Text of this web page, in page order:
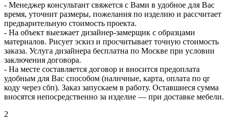
- Менеджер консультант свяжется с Вами в удобное для Вас
время, уточнит размеры, пожелания по изделию и рассчитает
предварительную стоимость проекта.
- На объект выезжает дизайнер-замерщик с образцами
материалов. Рисует эскиз и просчитывает точную стоимость
заказа. Услуга дизайнера бесплатна по Москве при условии
заключения договора.
- На месте составляется договор и вносится предоплата
удобным для Вас способом (наличные, карта, оплата по qr
коду через сбп). Заказ запускаем в работу. Оставшиеся сумма
вносятся непосредственно за изделие — при доставке мебели.
2